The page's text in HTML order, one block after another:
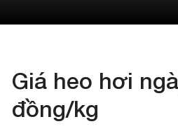
Giá heo hơi
đồng/kg